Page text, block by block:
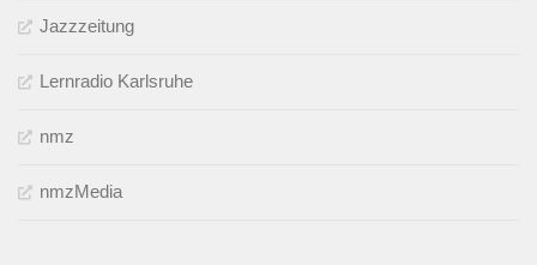
Jazzzeitung
Lernradio Karlsruhe
nmz
nmzMedia